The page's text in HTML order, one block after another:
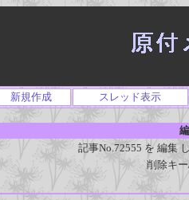
新規作成 スレッド表示
記事No.72555 を 編集
削除キ